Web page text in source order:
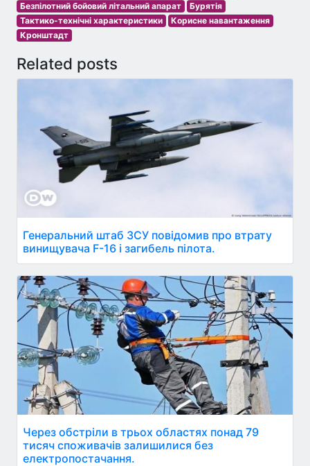
Безпілотний бойовий літальний апарат
Бурятія
Тактико-технічні характеристики
Корисне навантаження
Кронштадт
Related posts
Генеральний штаб ЗСУ повідомив про втрату
винищувача F-16 і загибель пілота.
Через обстріли в трьох областях понад 79
тисяч споживачів залишилися без
електропостачання.